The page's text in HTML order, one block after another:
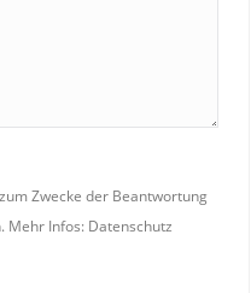
Zwecke der Beantwortung
Mehr Infos: Datenschutz